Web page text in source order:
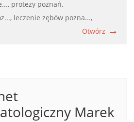
protezy poznań,
leczenie zębów pozna...,
Otwórz
Marek